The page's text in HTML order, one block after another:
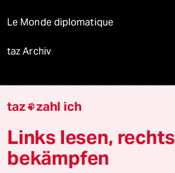
Le Monde diplomatique
taz Archiv
Mehr taz Angebote
Reisen
taz zahl ich
Links lesen, rechts
bekämpfen